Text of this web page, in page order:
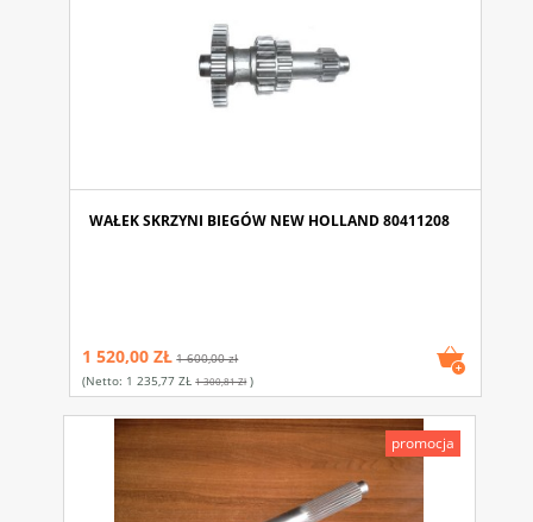
WAŁEK SKRZYNI BIEGÓW NEW HOLLAND 80411208
1 520,00 ZŁ 1 600,00 zł
(netto: 1 235,77 ZŁ 1 300,81 Zł)
promocja